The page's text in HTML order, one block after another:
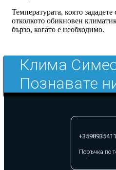
Температурата, която
отколкото обикновен
бързо, когато е необходимо.
Клима
Познавате
Поръчка по